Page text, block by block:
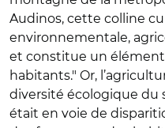
Audinos, cette colline
environnementale,
et constitue un
habitants." Or,
diversité écologique du
était en voie de